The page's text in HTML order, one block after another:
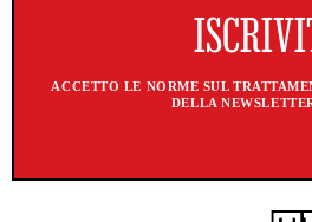
ACCETTO LE NORME SUL
DELLA